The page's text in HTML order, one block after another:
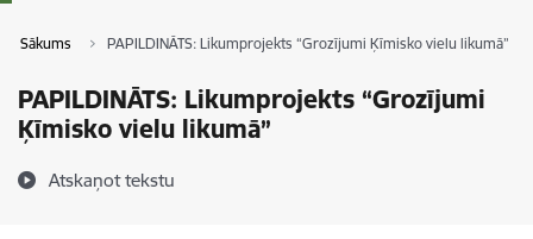
Sākums PAPILDINĀTS: Likumprojekts “Grozījumi Ķīmisko vielu likumā”
PAPILDINĀTS: Likumprojekts “Grozījumi
Ķīmisko vielu likumā”
Atskaņot tekstu